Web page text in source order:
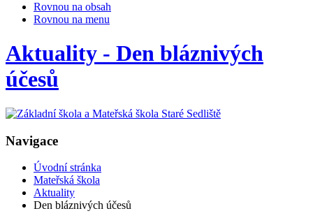
Rovnou na obsah
Rovnou na menu
Aktuality - Den bláznivých
účesů
Navigace
Úvodní stránka
Mateřská škola
Aktuality
Den bláznivých účesů